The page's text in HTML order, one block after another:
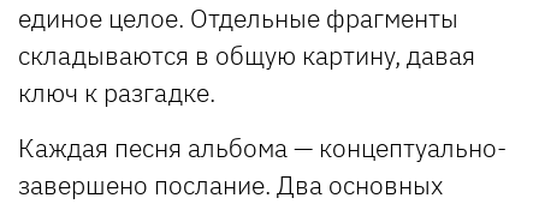
единое целое. Отдельные фрагменты
складываются в общую картину, давая
ключ к разгадке.
Каждая песня альбома — концептуально-
завершено послание. Два основных